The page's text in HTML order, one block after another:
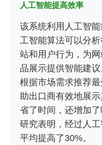
人工智能提高效率
该系统利用人工智
工智能算法可以分
站和用户行为，为
品展示提供智能建
根据市场需求推荐
助出口商有效地展
省了时间，还增加了
研究表明，经过人
平均提高了30%。